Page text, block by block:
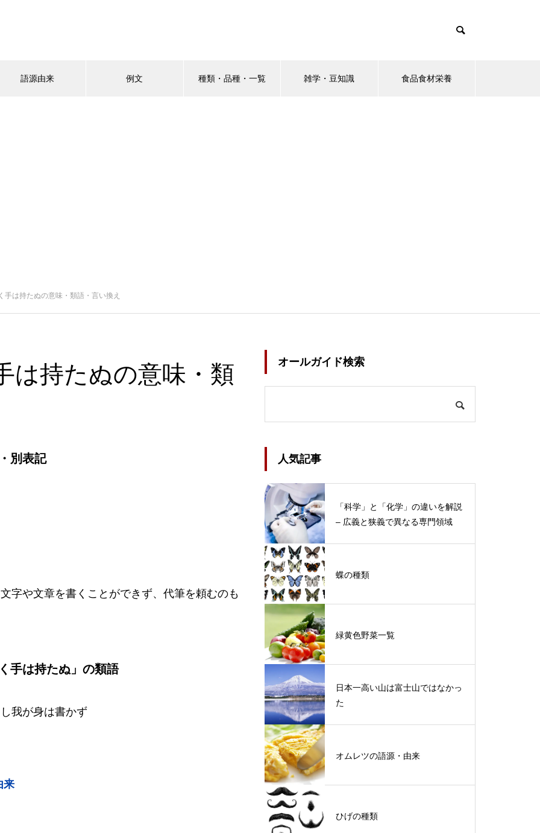
語源由来 例文 種類・品種・一覧 雑学・豆知識 食品食材栄養
手は持たぬの意味・類語・言い換え
は持たぬの意味・類
別表記
字や文章を書くことができず、代筆を頼むのも
手は持たぬ」の類語
我が身は書かず
来
オールガイド検索
人気記事
「科学」と「化学」の違いを解説
– 広義と狭義で異なる専門領域
蝶の種類
緑黄色野菜一覧
日本一高い山は富士山ではなかっ
た
オムレツの語源・由来
ひげの種類